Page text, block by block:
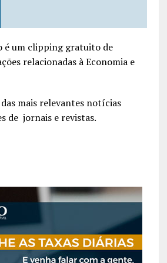
é um clipping gratuito de
relacionadas à Economia e
mais relevantes notícias
de jornais e revistas.